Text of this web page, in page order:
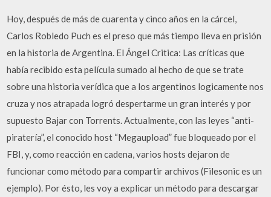
Hoy, después de más de cuarenta y cinco años en la cárcel,
Carlos Robledo Puch es el preso que más tiempo lleva en prisión
en la historia de Argentina. El Ángel Critica: Las críticas que
había recibido esta película sumado al hecho de que se trate
sobre una historia verídica que a los argentinos logicamente nos
cruza y nos atrapada logró despertarme un gran interés y por
supuesto Bajar con Torrents. Actualmente, con las leyes “anti-
piratería”, el conocido host “Megaupload” fue bloqueado por el
FBI, y, como reacción en cadena, varios hosts dejaron de
funcionar como método para compartir archivos (Filesonic es un
ejemplo). Por ésto, les voy a explicar un método para descargar